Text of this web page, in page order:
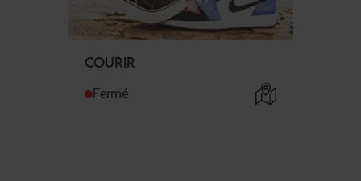
COURIR
Fermé